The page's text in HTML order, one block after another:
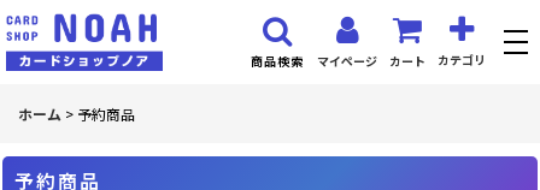
マイページ カート カテゴリ
商品検索
ホーム > 予約商品
予約商品